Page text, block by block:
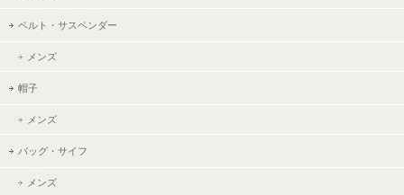
ベルト・サスペンダー
メンズ
帽子
メンズ
バッグ・サイフ
メンズ